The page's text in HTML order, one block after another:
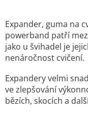
Expander, guma na
powerband patří
jako u švihadel je
nenáročnost cvičení.
Expandery velmi
ve zlepšování
bězích, skocích a